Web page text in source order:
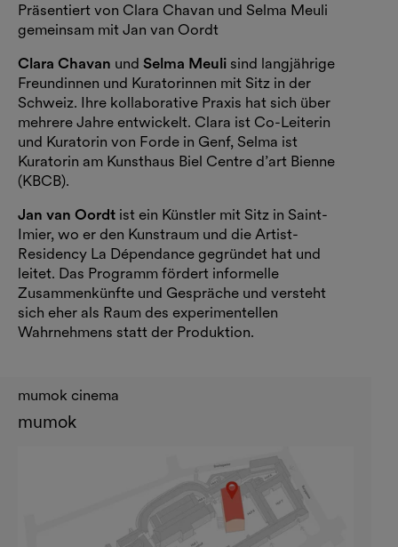
Präsentiert von Clara Chavan und Selma Meuli
gemeinsam mit Jan van Oordt
Clara Chavan und Selma Meuli sind langjährige
Freundinnen und Kuratorinnen mit Sitz in der
Schweiz. Ihre kollaborative Praxis hat sich über
mehrere Jahre entwickelt. Clara ist Co-Leiterin
und Kuratorin von Forde in Genf, Selma ist
Kuratorin am Kunsthaus Biel Centre d’art Bienne
(KBCB).
Jan van Oordt ist ein Künstler mit Sitz in Saint-
Imier, wo er den Kunstraum und die Artist-
Residency La Dépendance gegründet hat und
leitet. Das Programm fördert informelle
Zusammenkünfte und Gespräche und versteht
sich eher als Raum des experimentellen
Wahrnehmens statt der Produktion.
mumok cinema
mumok